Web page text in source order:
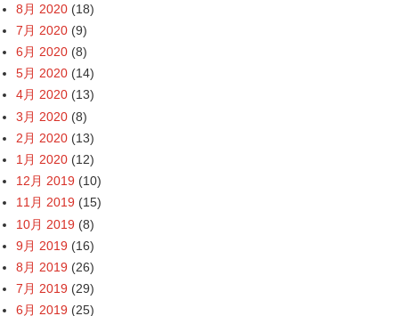
8月 2020 (18)
7月 2020 (9)
6月 2020 (8)
5月 2020 (14)
4月 2020 (13)
3月 2020 (8)
2月 2020 (13)
1月 2020 (12)
12月 2019 (10)
11月 2019 (15)
10月 2019 (8)
9月 2019 (16)
8月 2019 (26)
7月 2019 (29)
6月 2019 (25)